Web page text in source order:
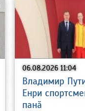
06.08.2026 11:04
Владимир
Енри
панӑ